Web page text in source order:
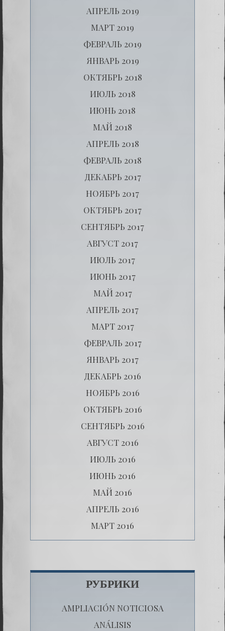
АПРЕЛЬ 2019
МАРТ 2019
ФЕВРАЛЬ 2019
ЯНВАРЬ 2019
ОКТЯБРЬ 2018
ИЮЛЬ 2018
ИЮНЬ 2018
МАЙ 2018
АПРЕЛЬ 2018
ФЕВРАЛЬ 2018
ДЕКАБРЬ 2017
НОЯБРЬ 2017
ОКТЯБРЬ 2017
СЕНТЯБРЬ 2017
АВГУСТ 2017
ИЮЛЬ 2017
ИЮНЬ 2017
МАЙ 2017
АПРЕЛЬ 2017
МАРТ 2017
ФЕВРАЛЬ 2017
ЯНВАРЬ 2017
ДЕКАБРЬ 2016
НОЯБРЬ 2016
ОКТЯБРЬ 2016
СЕНТЯБРЬ 2016
АВГУСТ 2016
ИЮЛЬ 2016
ИЮНЬ 2016
МАЙ 2016
АПРЕЛЬ 2016
МАРТ 2016
РУБРИКИ
AMPLIACIÓN NOTICIOSA
ANÁLISIS